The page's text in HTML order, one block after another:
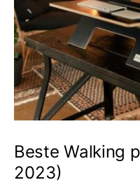
Beste Walking
2023)